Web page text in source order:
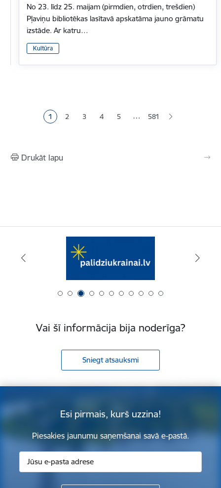
No 23. līdz 25. maijam (pirmdien, otrdien, trešdien)
Pļaviņu bibliotēkas lasītavā apskatāma jauno grāmatu
izstāde. Ar katru…
Kultūra
Pašreizējā lapa
1 Lapa
2 Lapa
3 Lapa
4 Lapa
5 … 581
Drukāt lapu
Vai šī informācija bija noderīga?
Sniegt atsauksmi
Esi pirmais, kurš uzzina!
Piesakies jaunumu saņemšanai savā e-pastā.